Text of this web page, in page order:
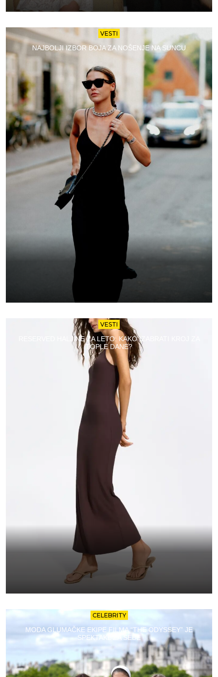
VESTI
NAJBOLJI IZBOR BOJA ZA NOŠENJE NA SUNCU
VESTI
RESERVED HALJINE ZA LETO: KAKO IZABRATI KROJ ZA
TOPLE DANE?
CELEBRITY
MODA GLUMAČKE EKIPE FILMA “THE ODYSSEY” JE
SPEKTAKL ZA SEBE